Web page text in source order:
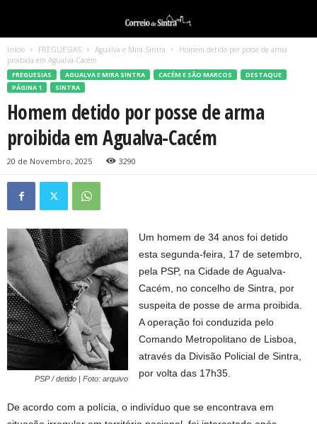
Início FREGUESIAS Agualva e Mira Sintra
Homem detido por posse de arma
proibida em Agualva-Cacém
FREGUESIAS AGUALVA E MIRA SINTRA CACÉM E SÃO MARCOS
DESTAQUE
PÁGINA 1
SINTRA
Homem detido por posse de arma
proibida em Agualva-Cacém
20 de Novembro, 2025 3290
PSP / detido | Foto: arquivo
Um homem de 34 anos foi detido
esta segunda-feira, 17 de setembro,
pela PSP, na Cidade de Agualva-
Cacém, no concelho de Sintra, por
suspeita de posse de arma proibida.
A operação foi conduzida pelo
Comando Metropolitano de Lisboa,
através da Divisão Policial de Sintra,
por volta das 17h35.
De acordo com a polícia, o indivíduo que se encontrava em